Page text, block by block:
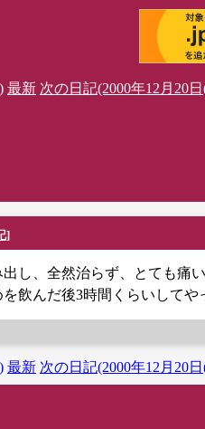
最新 次の日記(2000年12月20
]
し、全然治らず、とても痛
飲んだ後3時間くらいしてや
最新 次の日記(2000年12月20